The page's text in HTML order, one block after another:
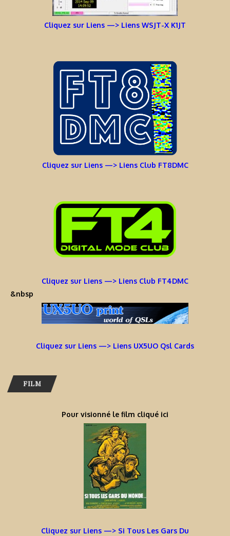
Cliquez sur Liens —> Liens WSJT-X K1JT
Cliquez sur Liens —> Liens Club FT8DMC
Cliquez sur Liens —> Liens Club FT4DMC
&nbsp
Cliquez sur Liens —> Liens UX5UO Qsl Cards
FILM
Pour visionné le film cliqué ici
Cliquez sur Liens —> Si Tous Les Gars Du